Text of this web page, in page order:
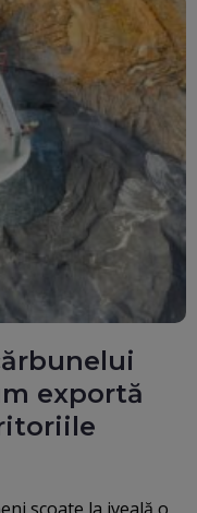
exportă
scoate la iveală o